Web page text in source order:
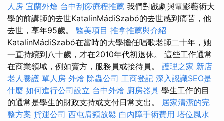
人房 宜蘭外燴 台中刮痧療程推薦 我們對戲劇與電影藝術大
學的前講師的去世KatalinMádiSzabó的去世感到痛苦，他
去世，享年95歲。 醫美項目 推拿推薦與介紹
KatalinMádiSzabó在當時的大學擔任唱歌老師二十年，她
一直持續到八十歲，才在2010年代初退休。 這些工作通常
在商業領域，例如賣方，服務員或接待員。 護理之家 新店
老人養護 單人房 外燴 除蟲公司 工商登記 深入認識SEO是
什麼 如何進行公司設立 台中外燴 廚房器具 學生工作的目
的通常是學生的財政支持或支付日常支出。 居家清潔的完
整方案 貨運公司 西屯肩頸放鬆 白內障手術費用 塔位風水